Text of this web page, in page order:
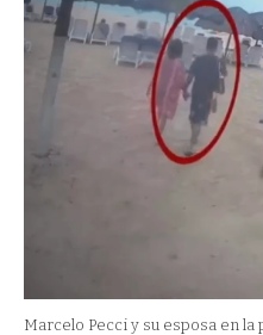
Marcelo Pecci y su esposa en la